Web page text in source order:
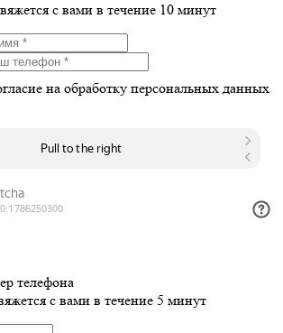
с вами в течение 10 минут
на обработку персональных данных
телефона
с вами в течение 5 минут